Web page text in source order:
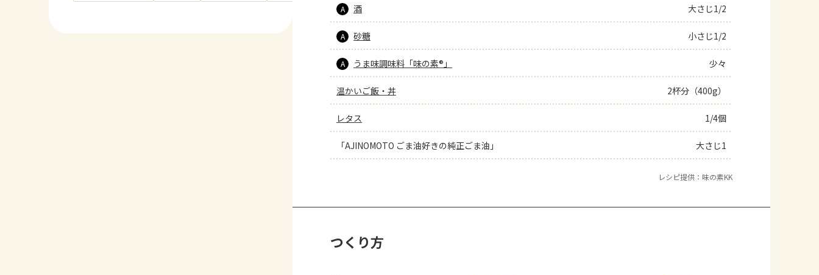
A 酒 大さじ1/2
A 砂糖 小さじ1/2
A うま味調味料「味の素®」 少々
温かいご飯・丼 2杯分（400g）
レタス 1/4個
「AJINOMOTO ごま油好きの純正ごま油」 大さじ1
レシピ提供：味の素KK
つくり方